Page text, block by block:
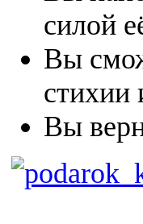
силой
Вы
стихии
Вы